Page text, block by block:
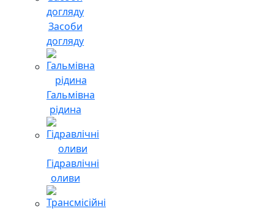
Засоби
догляду
Гальмівна
рідина
Гідравлічні
оливи